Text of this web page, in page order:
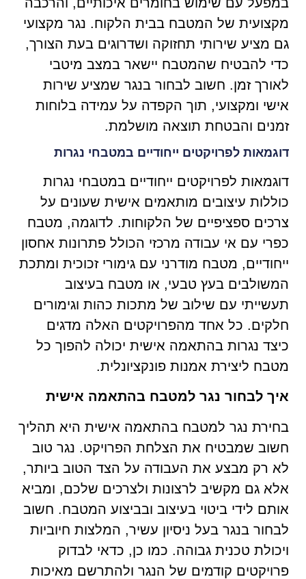
מקצועית של המטבח בבית הלקוח. נגר מקצועי
גם מציע שירותי תחזוקה ושדרוגים בעת הצורך,
כדי להבטיח שהמטבח יישאר במצב מיטבי
לאורך זמן. חשוב לבחור בנגר שמציע שירות
אישי ומקצועי, תוך הקפדה על עמידה בלוחות
זמנים והבטחת תוצאה מושלמת.
דוגמאות לפרויקטים ייחודיים במטבחי נגרות
דוגמאות לפרויקטים ייחודיים במטבחי נגרות
כוללות עיצובים מותאמים אישית שעונים על
צרכים ספציפיים של הלקוחות. לדוגמה, מטבח
כפרי עם אי עבודה מרכזי הכולל פתרונות אחסון
ייחודיים, מטבח מודרני עם גימורי זכוכית ומתכת
המשולבים בעץ טבעי, או מטבח בעיצוב
תעשייתי עם שילוב של מתכות כהות וגימורים
חלקים. כל אחד מהפרויקטים האלה מדגים
כיצד נגרות בהתאמה אישית יכולה להפוך כל
מטבח ליצירת אמנות פונקציונלית.
איך לבחור נגר למטבח בהתאמה אישית
בחירת נגר למטבח בהתאמה אישית היא תהליך
חשוב שמבטיח את הצלחת הפרויקט. נגר טוב
לא רק מבצע את העבודה על הצד הטוב ביותר,
אלא גם מקשיב לרצונות ולצרכים שלכם, ומביא
אותם לידי ביטוי בעיצוב ובביצוע המטבח. חשוב
לבחור בנגר בעל ניסיון עשיר, המלצות חיוביות
ויכולת טכנית גבוהה. כמו כן, כדאי לבדוק
פרויקטים קודמים של הנגר ולהתרשם מאיכות